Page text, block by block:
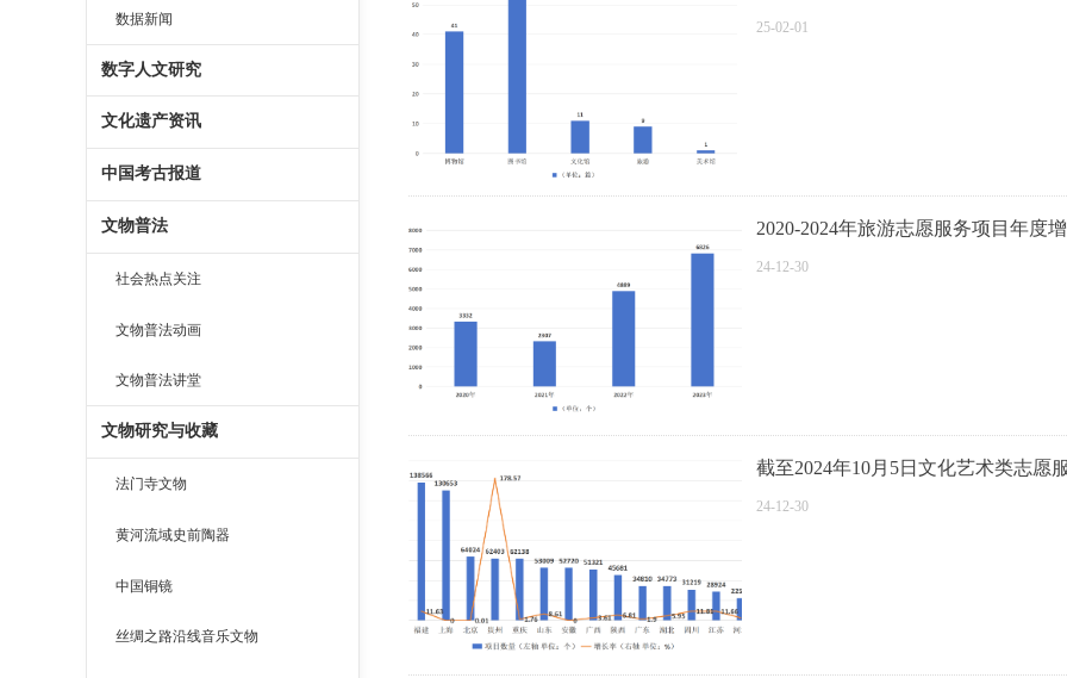
25-02-01
2020-2024年旅游志愿服务项目年度
24-12-30
截至2024年10月5日文化艺术类志愿
24-12-30
数据新闻
数字人文研究
文化遗产资讯
中国考古报道
文物普法
社会热点关注
文物普法动画
文物普法讲堂
文物研究与收藏
法门寺文物
黄河流域史前陶器
中国铜镜
丝绸之路沿线音乐文物